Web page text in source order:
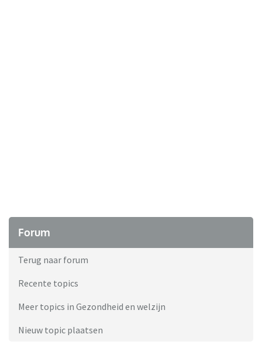
Forum
Terug naar forum
Recente topics
Meer topics in Gezondheid en welzijn
Nieuw topic plaatsen